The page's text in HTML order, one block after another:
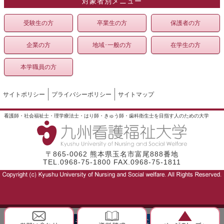
受験生の方 卒業生の方 保護者の方
企業の方 地域･一般の方 在学生の方
本学職員の方
サイトポリシー プライバシーポリシー サイトマップ
看護師・社会福祉士・理学療法士・はり師・きゅう師・歯科衛生士を目指す人のための大学
〒865-0062 熊本県玉名市富尾888番地
TEL.0968-75-1800 FAX.0968-75-1811
モバイル PC